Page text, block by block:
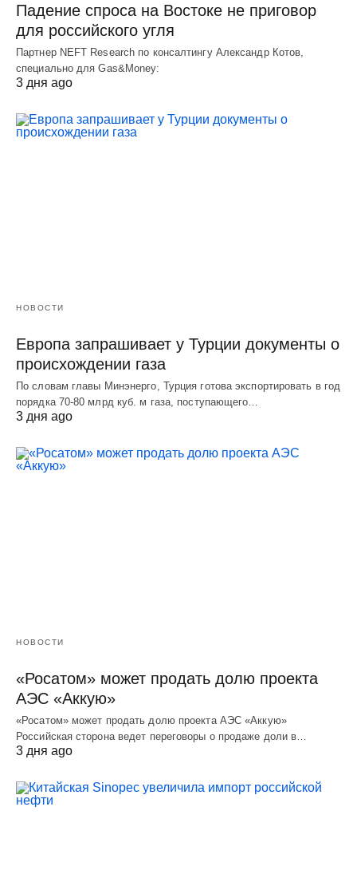
Падение спроса на Востоке не приговор
для российского угля
Партнер NEFT Research по консалтингу Александр Котов,
специально для Gas&Money:
3 дня ago
НОВОСТИ
Европа запрашивает у Турции документы о
происхождении газа
По словам главы Минэнерго, Турция готова экспортировать в год
порядка 70-80 млрд куб. м газа, поступающего…
3 дня ago
НОВОСТИ
«Росатом» может продать долю проекта
АЭС «Аккую»
«Росатом» может продать долю проекта АЭС «Аккую»
Российская сторона ведет переговоры о продаже доли в…
3 дня ago